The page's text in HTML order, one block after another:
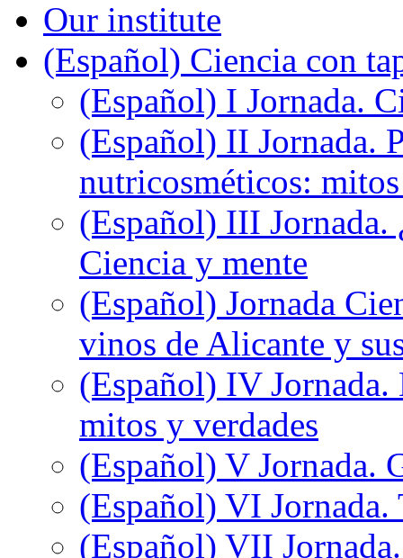
Our institute
(Español) Ciencia con
(Español) I Jornada.
(Español) II Jornada.
nutricosméticos:
(Español) III Jornada.
Ciencia y mente
(Español) Jornada
vinos de Alicante y
(Español) IV
mitos y verdades
(Español) V Jornada.
(Español) VI Jornada.
(Español) VII